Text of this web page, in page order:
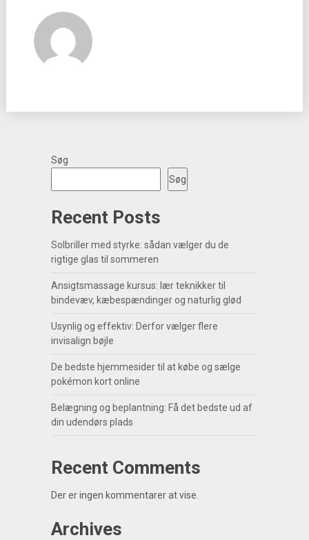
Søg
Søg
Recent Posts
Solbriller med styrke: sådan vælger du de
rigtige glas til sommeren
Ansigtsmassage kursus: lær teknikker til
bindevæv, kæbespændinger og naturlig glød
Usynlig og effektiv: Derfor vælger flere
invisalign bøjle
De bedste hjemmesider til at købe og sælge
pokémon kort online
Belægning og beplantning: Få det bedste ud af
din udendørs plads
Recent Comments
Der er ingen kommentarer at vise.
Archives